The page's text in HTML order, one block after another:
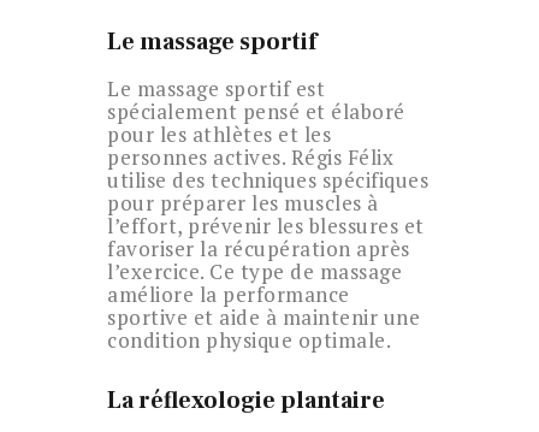
Le massage sportif
Le massage sportif est
spécialement pensé et élaboré
pour les athlètes et les
personnes actives. Régis Félix
utilise des techniques spécifiques
pour préparer les muscles à
l’effort, prévenir les blessures et
favoriser la récupération après
l’exercice. Ce type de massage
améliore la performance
sportive et aide à maintenir une
condition physique optimale.
La réflexologie plantaire